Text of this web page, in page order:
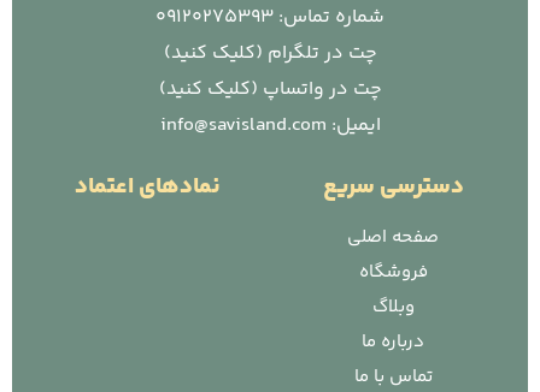
شماره تماس: 09120275393
چت در تلگرام (کلیک کنید)
چت در واتساپ (کلیک کنید)
ایمیل: info@savisland.com
دسترسی سریع
صفحه اصلی
فروشگاه
وبلاگ
درباره ما
تماس با ما
نمادهای اعتماد